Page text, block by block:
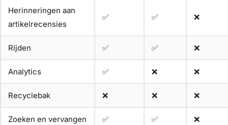
Herinneringen aan
artikelrecensies
✅ ✅ ❌
Rijden ✅ ✅ ❌
Analytics ✅ ❌ ❌
Recyclebak ❌ ❌ ❌
Zoeken en vervangen ✅ ✅ ❌